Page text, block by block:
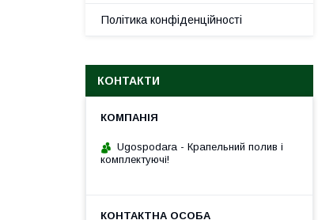
Політика конфіденційності
КОНТАКТИ
Ugospodara - Крапельний полив і
комплектуючі!